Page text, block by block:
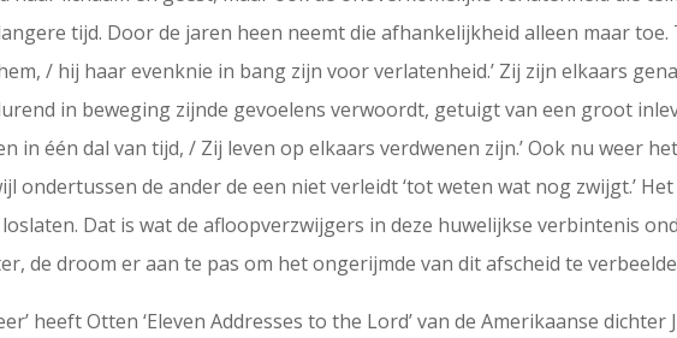
tijd. Door de jaren heen neemt die afhankelijkheid alleen maar toe.
/ hij haar evenknie in bang zijn voor verlatenheid.’ Zij zijn elkaars
in beweging zijnde gevoelens verwoordt, getuigt van een groot
in één dal van tijd, / Zij leven op elkaars verdwenen zijn.’ Ook nu weer
ondertussen de ander de een niet verleidt ‘tot weten wat nog zwijgt.’
Dat is wat de afloopverzwijgers in deze huwelijkse verbintenis
de droom er aan te pas om het ongerijmde van dit afscheid te
heeft Otten ‘Eleven Addresses to the Lord’ van de Amerikaanse